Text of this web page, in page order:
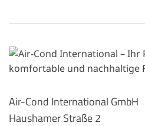
Air-Cond International GmbH
Haushamer Straße 2